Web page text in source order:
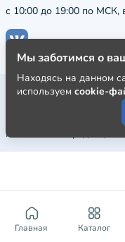
Главная Каталог
с 10:00 до 19:00 по
Публичная оферта
Пользовательское
Политика
Мы заботимся о
Находясь на данном
используем cookie-